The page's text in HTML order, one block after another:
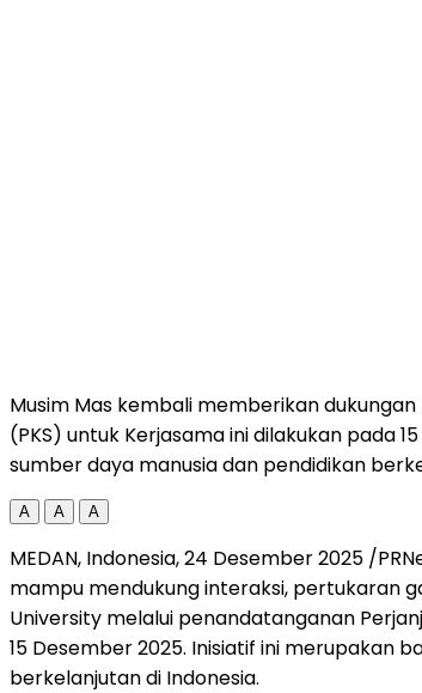
Musim Mas kembali memberikan
(PKS) untuk Kerjasama ini dilakukan pada
sumber daya manusia dan pendidikan
A A A
MEDAN, Indonesia, 24 Desember 2025 /
mampu mendukung interaksi, pertukaran
University melalui penandatanganan
15 Desember 2025. Inisiatif ini merupakan
berkelanjutan di Indonesia.